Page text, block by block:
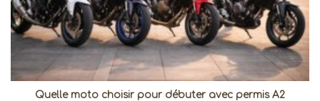
Quelle moto choisir pour débuter avec permis A2